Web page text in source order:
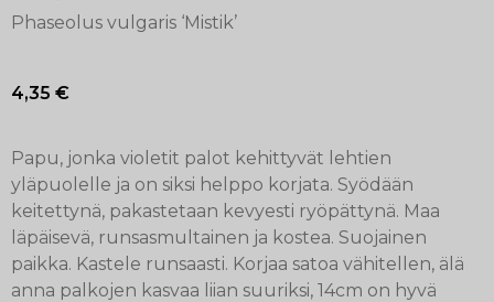
Phaseolus vulgaris ‘Mistik’
4,35 €
Papu, jonka violetit palot kehittyvät lehtien
yläpuolelle ja on siksi helppo korjata. Syödään
keitettynä, pakastetaan kevyesti ryöpättynä. Maa
läpäisevä, runsasmultainen ja kostea. Suojainen
paikka. Kastele runsaasti. Korjaa satoa vähitellen, älä
anna palkojen kasvaa liian suuriksi, 14cm on hyvä